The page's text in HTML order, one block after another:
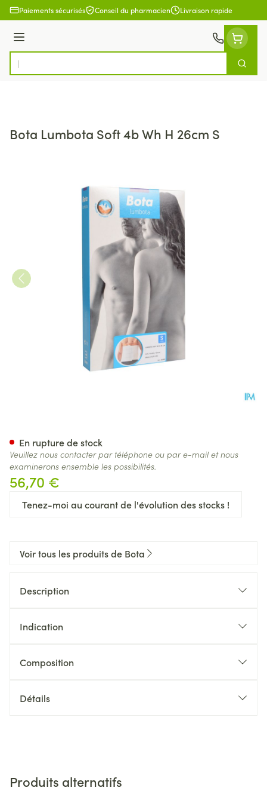
Aller au contenu
Paiements sécurisés Conseil du pharmacien Livraison rapide
Menu
Rechercher
Bota Lumbota Soft 4b Wh H 26cm S
56,70 €
Tenez-moi au courant de l'évolution des stocks !
En rupture de stock
Veuillez nous contacter par téléphone ou par e-mail et nous
examinerons ensemble les possibilités.
Voir tous les produits de Bota
Description
Indication
Composition
Détails
Produits alternatifs